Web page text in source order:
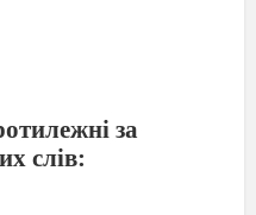
за
слів: